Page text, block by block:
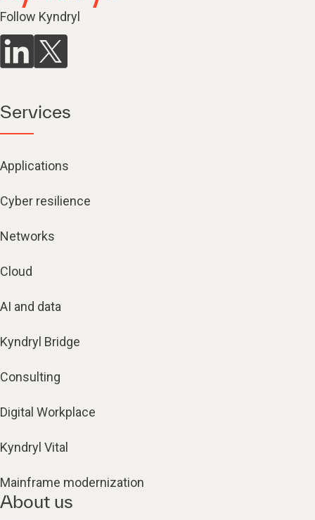
Follow Kyndryl
Services
Applications
Cyber resilience
Networks
Cloud
AI and data
Kyndryl Bridge
Consulting
Digital Workplace
Kyndryl Vital
Mainframe modernization
About us